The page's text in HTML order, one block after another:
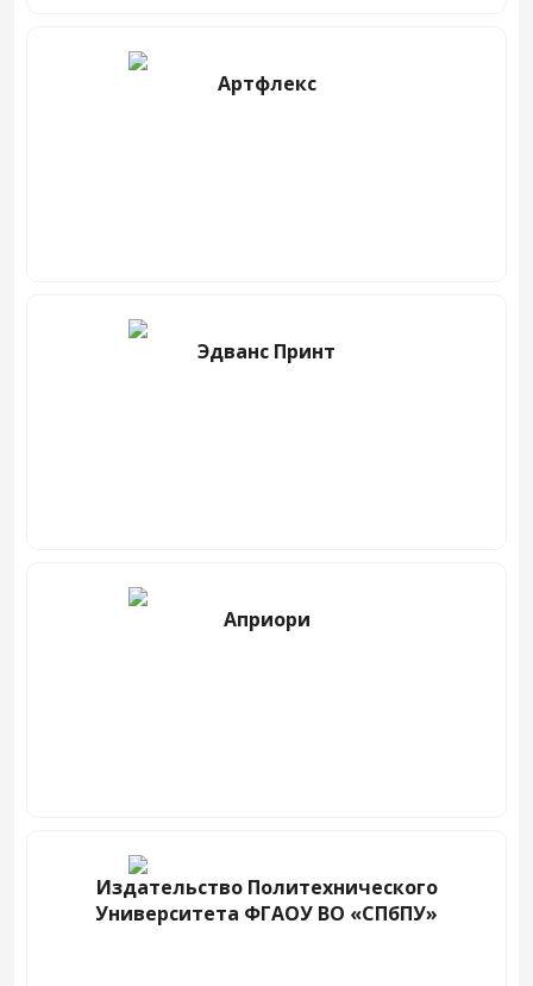
Артфлекс
Эдванс Принт
Априори
Издательство Политехнического
Университета ФГАОУ ВО «СПбПУ»